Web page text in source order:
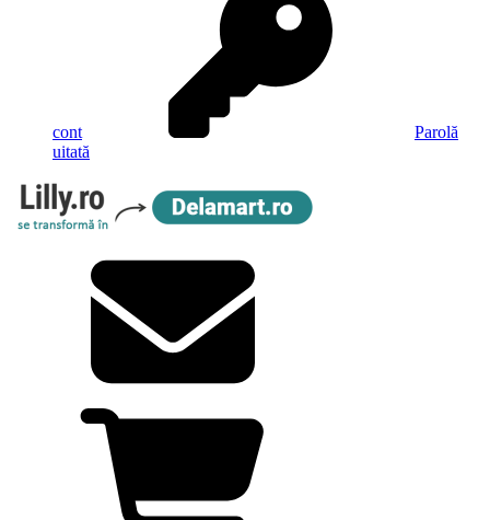
cont
Parolă
uitată